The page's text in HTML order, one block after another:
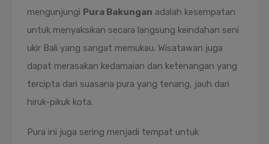
mengunjungi Pura Bakungan adalah kesempatan
untuk menyaksikan secara langsung keindahan seni
ukir Bali yang sangat memukau. Wisatawan juga
dapat merasakan kedamaian dan ketenangan yang
tercipta dari suasana pura yang tenang, jauh dari
hiruk-pikuk kota.
Pura ini juga sering menjadi tempat untuk